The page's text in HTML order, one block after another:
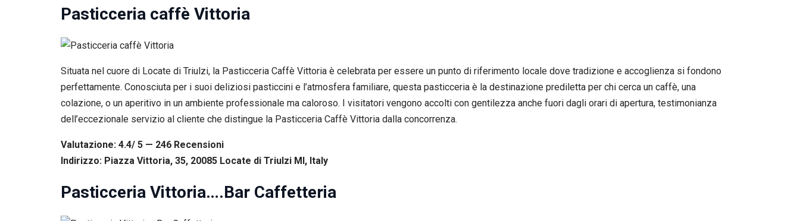
Pasticceria caffè Vittoria
Situata nel cuore di Locate di Triulzi, la Pasticceria Caffè Vittoria è celebrata per essere un punto di riferimento locale dove tradizione e accoglienza si fondono
perfettamente. Conosciuta per i suoi deliziosi pasticcini e l’atmosfera familiare, questa pasticceria è la destinazione prediletta per chi cerca un caffè, una
colazione, o un aperitivo in un ambiente professionale ma caloroso. I visitatori vengono accolti con gentilezza anche fuori dagli orari di apertura, testimonianza
dell’eccezionale servizio al cliente che distingue la Pasticceria Caffè Vittoria dalla concorrenza.
Valutazione: 4.4/ 5 — 246 Recensioni
Indirizzo: Piazza Vittoria, 35, 20085 Locate di Triulzi MI, Italy
Pasticceria Vittoria….Bar Caffetteria